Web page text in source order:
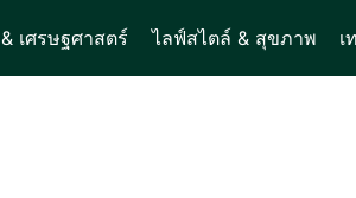
เศรษฐศาสตร์ ไลฟ์สไตล์ & สุขภาพ เ